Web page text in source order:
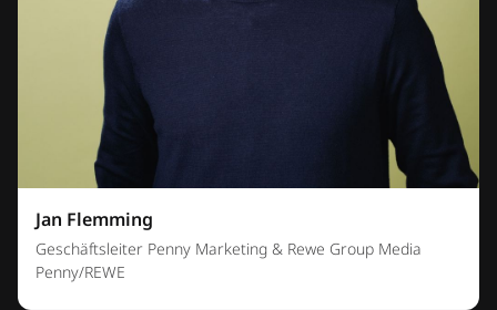
Jan Flemming
Geschäftsleiter Penny Marketing & Rewe Group Media
Penny/REWE